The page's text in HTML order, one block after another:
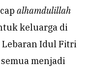
alhamdulillah
keluarga di
Lebaran Idul Fitri
menjadi